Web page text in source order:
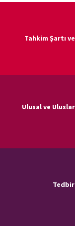
Tahkim Şartı
Ulusal ve
Tedbir